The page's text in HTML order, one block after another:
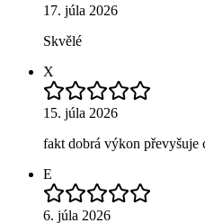
17. júla 2026
Skvělé
X
15. júla 2026
fakt dobrá výkon převyšuje
E
6. júla 2026